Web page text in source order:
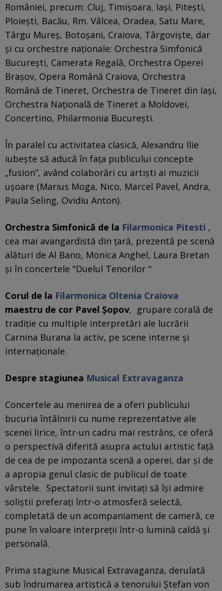
României, precum: Cluj, Timișoara, Iași, Piteşti,
Ploieşti, Bacău, Rm. Vâlcea, Oradea, Satu Mare,
Târgu Mureș, Botoșani, Craiova, Târgoviște, dar
și cu orchestre naționale: Orchestra Simfonică
București, Camerata Regală, Orchestra Operei
Braşov, Opera Română Craiova, Orchestra
Română de Tineret, Orchestra de Tineret din Iaşi,
Orchestra Națională de Tineret a Moldovei,
Concertino, Philarmonia București.
În paralel cu activitatea clasică, Alexandru Ilie
iubește să aducă în fața publicului concepte
„fusion”, având colaborări cu artiști ai muzicii
ușoare (Marius Moga, Nico, Marcel Pavel, Andra,
Paula Seling, Ovidiu Anton).
Orchestra Simfonică de la Filarmonica Pitesti ,
cea mai avangardistă din țară, prezentă pe scenă
alături de Al Bano, Monica Anghel, Laura Bretan
și în concertele "Duelul Tenorilor "
Corul de la Filarmonica Oltenia Craiova
maestru de cor Pavel Șopov, grupare corală de
tradiție cu multiple interpretări ale lucrării
Carnina Burana la activ, pe scene interne și
internaționale.
Despre stagiunea Musical Extravaganza
Concertele au menirea de a oferi publicului
bucuria întâlnirii cu nume reprezentative ale
scenei lirice, într-un cadru mai restrâns, ce oferă
o perspectivă diferită asupra actului artistic faţă
de cea de pe impozanta scenă a operei, dar şi de
a apropia genul clasic de publicul de toate
vârstele. Spectatorii sunt invitaţi să îşi admire
soliştii preferaţi într-o atmosferă selectă,
completată de un acompaniament de cameră, ce
pune în valoare interpreţii într-o lumină caldă şi
personală.
Prima stagiune Musical Extravaganza, derulată
sub îndrumarea artistică a tenorului Ştefan von